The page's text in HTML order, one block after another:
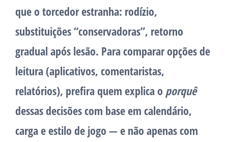
que o torcedor estranha: rodízio,
substituições “conservadoras”, retorno
gradual após lesão. Para comparar opções de
leitura (aplicativos, comentaristas,
relatórios), prefira quem explica o porquê
dessas decisões com base em calendário,
carga e estilo de jogo — e não apenas com